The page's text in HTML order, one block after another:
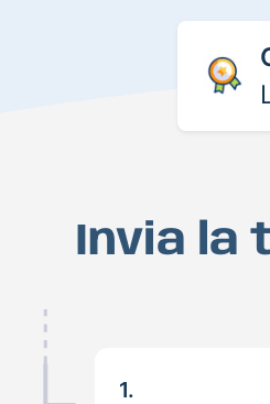
Invia la
1.